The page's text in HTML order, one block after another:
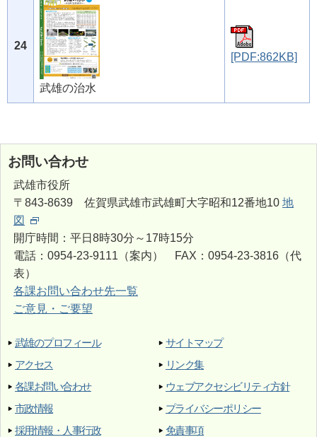
24
武雄の治水
[PDF:862KB]
お問い合わせ
武雄市役所
〒843-8639 佐賀県武雄市武雄町大字昭和12番地10 地
図
開庁時間：平日8時30分～17時15分
電話：0954-23-9111（案内） FAX：0954-23-3816（代
表）
各課お問い合わせ先一覧
ご意見・ご要望
武雄のプロフィール
アクセス
各課お問い合わせ
市政情報
採用情報・人事行政
サイトマップ
リンク集
ウェブアクセシビリティ方針
プライバシーポリシー
免責事項